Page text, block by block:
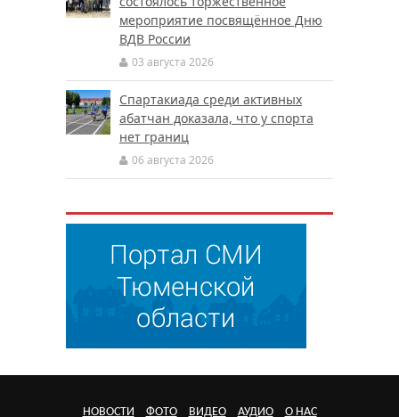
мероприятие посвящённое Дню
ВДВ России
03 августа 2026
Спартакиада среди активных
абатчан доказала, что у спорта
нет границ
06 августа 2026
НОВОСТИ ФОТО ВИДЕО АУДИО О НАС